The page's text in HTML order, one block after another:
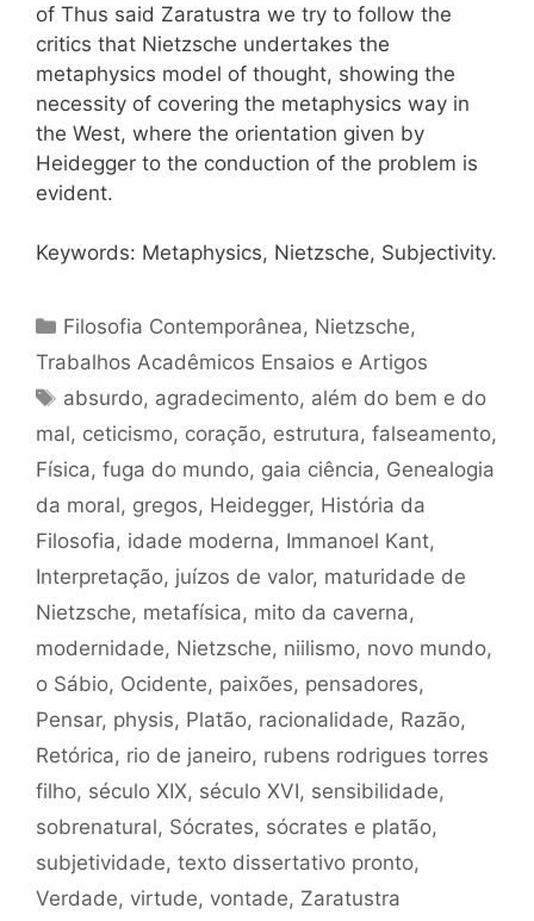
of Thus said Zaratustra we try to follow the
critics that Nietzsche undertakes the
metaphysics model of thought, showing the
necessity of covering the metaphysics way in
the West, where the orientation given by
Heidegger to the conduction of the problem is
evident.
Keywords: Metaphysics, Nietzsche, Subjectivity.
Categorias
Filosofia Contemporânea, Nietzsche,
Trabalhos Acadêmicos Ensaios e Artigos
Tags
absurdo, agradecimento, além do bem e do
mal, ceticismo, coração, estrutura, falseamento,
Física, fuga do mundo, gaia ciência, Genealogia
da moral, gregos, Heidegger, História da
Filosofia, idade moderna, Immanoel Kant,
Interpretação, juízos de valor, maturidade de
Nietzsche, metafísica, mito da caverna,
modernidade, Nietzsche, niilismo, novo mundo,
o Sábio, Ocidente, paixões, pensadores,
Pensar, physis, Platão, racionalidade, Razão,
Retórica, rio de janeiro, rubens rodrigues torres
filho, século XIX, século XVI, sensibilidade,
sobrenatural, Sócrates, sócrates e platão,
subjetividade, texto dissertativo pronto,
Verdade, virtude, vontade, Zaratustra